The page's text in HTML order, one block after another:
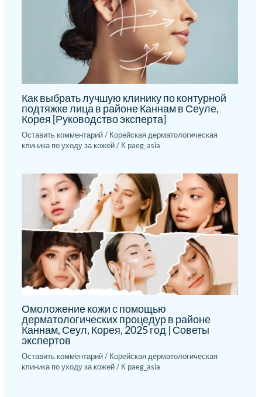
Как выбрать лучшую клинику по контурной
подтяжке лица в районе Каннам в Сеуле,
Корея [Руководство эксперта]
Оставить комментарий/ Корейская дерматологическая
клиника по уходу за кожей/ К paeg_asia
Омоложение кожи с помощью
дерматологических процедур в районе
Каннам, Сеул, Корея, 2025 год | Советы
экспертов
Оставить комментарий/ Корейская дерматологическая
клиника по уходу за кожей/ К paeg_asia